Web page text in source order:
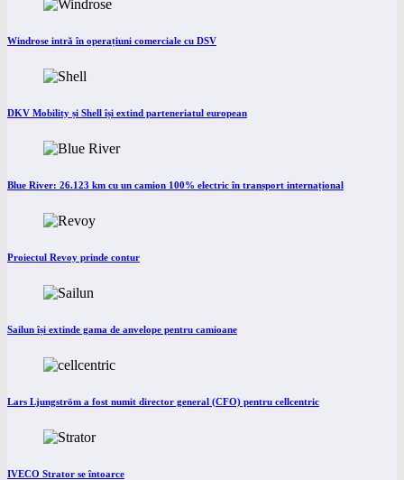
Windrose intră în operațiuni comerciale cu DSV
DKV Mobility și Shell își extind parteneriatul european
Blue River: 26.123 km cu un camion 100% electric în transport internațional
Proiectul Revoy prinde contur
Sailun își extinde gama de anvelope pentru camioane
Lars Ljungström a fost numit director general (CFO) pentru cellcentric
IVECO Strator se întoarce